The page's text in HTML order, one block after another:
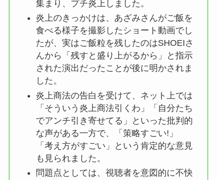
集まり、プチ炎上しました。
炎上のきっかけは、あざみさんがご飯を
食べる様子を撮影したショート動画でし
たが、実はご飯粒を残したのはSHOEIさ
んから「残すと盛り上がるから」と指示
された演出だったことが後に明かされま
した。
炎上商法の告白を受けて、ネット上では
「そういう炎上商法引くわ」「自分たち
でアンチ引き寄せてる」といった批判的
な声がある一方で、「策略すごい!」
「考え方がすごい」という肯定的な意見
も見られました。
問題点としては、視聴者を意図的に不快